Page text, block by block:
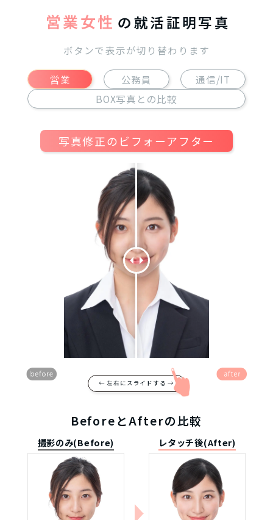
営業女性 の就活証明写真
ボタンで表示が切り替わります
営業 公務員
通信/IT
BOX写真との比較
写真修正のビフォーアフター
← 左右にスライドする →
BeforeとAfterの比較
撮影のみ(Before) レタッチ後(After)